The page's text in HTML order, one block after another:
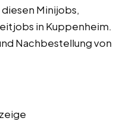
Minijobs,
in Kuppenheim.
Nachbestellung von